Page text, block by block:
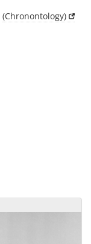
(Chronontology)